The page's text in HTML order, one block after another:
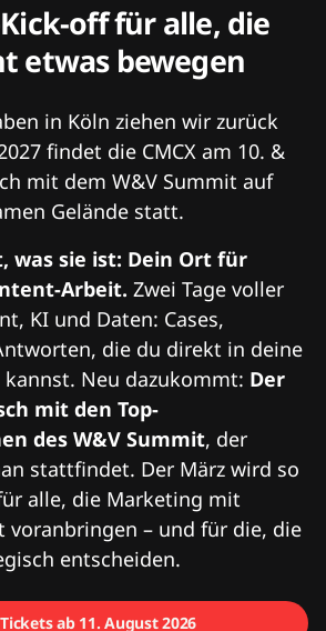
off für alle, die
etwas bewegen
in Köln ziehen wir zurück
findet die CMCX am 10. &
mit dem W&V Summit auf
Gelände statt.
was sie ist: Dein Ort für
Arbeit. Zwei Tage voller
KI und Daten: Cases,
die du direkt in deine
Neu dazukommt: Der
mit den Top-
des W&V Summit, der
stattfindet. Der März wird so
alle, die Marketing mit
voranbringen – und für die, die
entscheiden.
ab 11. August 2026